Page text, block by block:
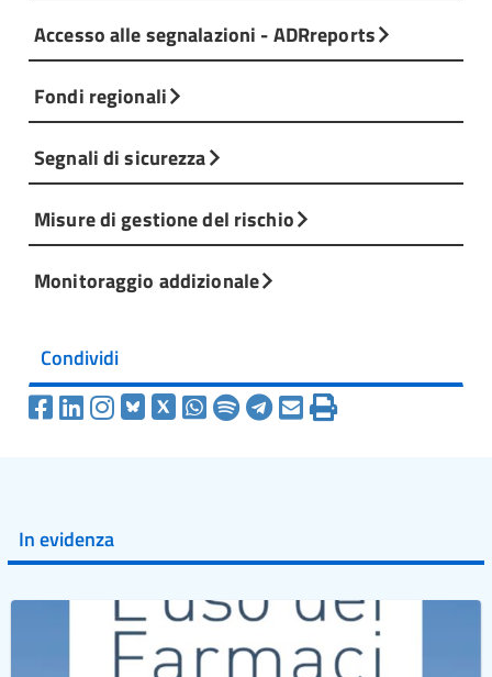
Accesso alle segnalazioni - ADRreports
Fondi regionali
Segnali di sicurezza
Misure di gestione del rischio
Monitoraggio addizionale
Condividi
In evidenza